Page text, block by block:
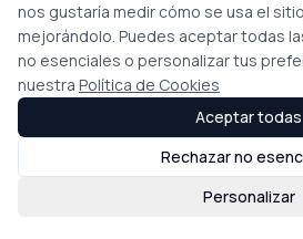
nos gustaría medir cómo se usa el
mejorándolo. Puedes aceptar todas
no esenciales o personalizar tus
nuestra Política de Cookies
Personalizar
Rechazar no
Aceptar todas